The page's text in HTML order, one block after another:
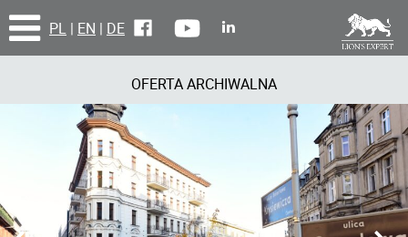
PL | EN | DE
OFERTA ARCHIWALNA